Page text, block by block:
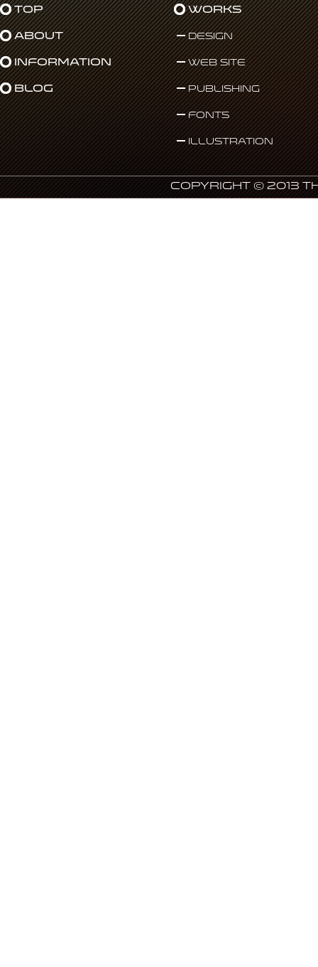
Top
About
Information
Blog
Works
Design
Web Site
Publishing
Fonts
Illustration
Copyright © 2013